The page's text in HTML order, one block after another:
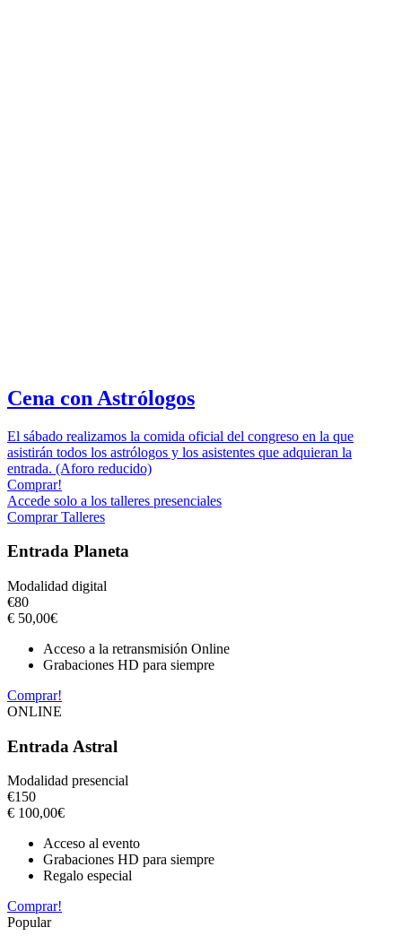
Cena con Astrólogos
El sábado realizamos la comida oficial del congreso en la que
asistirán todos los astrólogos y los asistentes que adquieran la
entrada. (Aforo reducido)
Comprar!
Accede solo a los talleres presenciales
Comprar Talleres
Entrada Planeta
Modalidad digital
€80
€ 50,00€
Acceso a la retransmisión Online
Grabaciones HD para siempre
Comprar!
ONLINE
Entrada Astral
Modalidad presencial
€150
€ 100,00€
Acceso al evento
Grabaciones HD para siempre
Regalo especial
Comprar!
Popular